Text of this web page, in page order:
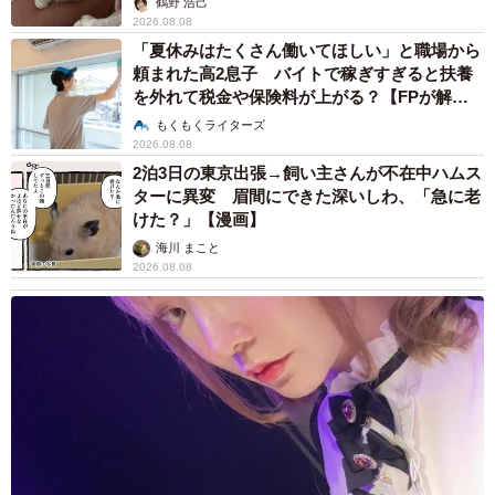
しい」「かわいい通訳さん」
五ヶ瀬 あお
2026.08.07
ラストライブ控えるT-BOLAN森友嵐士 にし
まいどなニュース
2026.08.07
「男の子のママっぽいよね」ってどういう意
味？ 女系家族で育った母 いつもスカートと
ワンピースしか着ないし、ヒールも好き どの
へんが…
山岡 もと子
2026.08.07
2歳半の長男と生後2カ月の次男の母 母子手帳
2冊をイラストでいっぱいに 見る人を楽しま
せる家族ストーリーに「かわいすぎる！」
「ちょっとババロアみたい」パートナーの誕生
日に手作りトートバッグ 完成まで1年 淡い